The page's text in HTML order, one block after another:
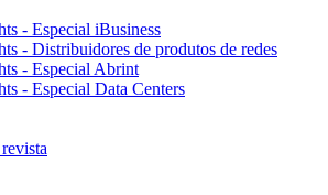
- Especial iBusiness
- Distribuidores de produtos de redes
- Especial Abrint
- Especial Data Centers